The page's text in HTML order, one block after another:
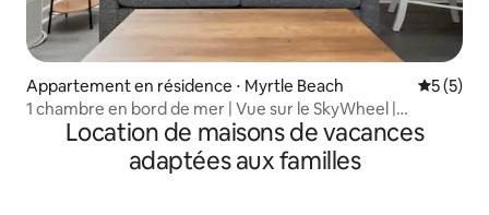
Appartement en résidence ⋅ Myrtle Beach
5 (5)
1 chambre en bord de mer | Vue sur le SkyWheel |
Promenade
Location de maisons de vacances
adaptées aux familles